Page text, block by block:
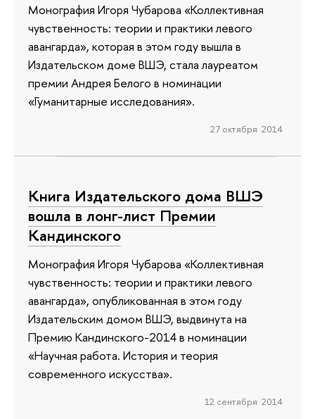
Монография Игоря Чубарова «Коллективная
чувственность: теории и практики левого
авангарда», которая в этом году вышла в
Издательском доме ВШЭ, стала лауреатом
премии Андрея Белого в номинации
«Гуманитарные исследования».
27 октября 2014
Книга Издательского дома ВШЭ
вошла в лонг-лист Премии
Кандинского
Монография Игоря Чубарова «Коллективная
чувственность: теории и практики левого
авангарда», опубликованная в этом году
Издательским домом ВШЭ, выдвинута на
Премию Кандинского-2014 в номинации
«Научная работа. История и теория
современного искусства».
12 сентября 2014